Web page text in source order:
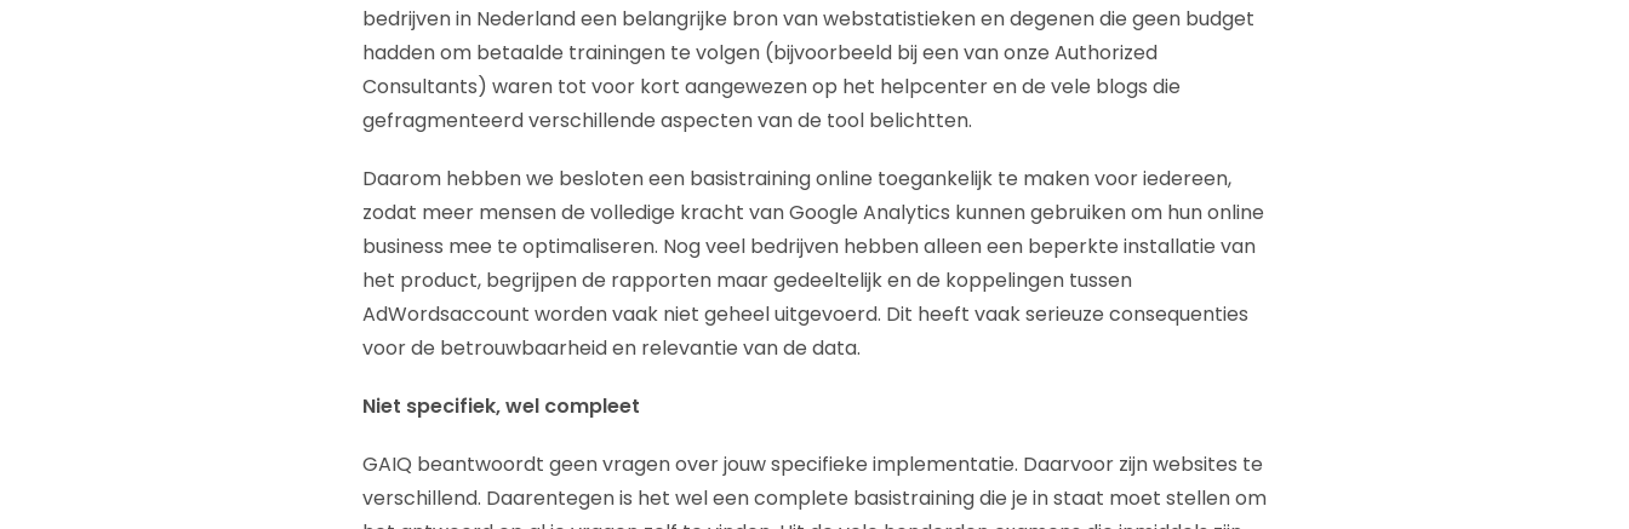
bedrijven in Nederland een belangrijke bron van webstatistieken en degenen die geen budget
hadden om betaalde trainingen te volgen (bijvoorbeeld bij een van onze Authorized
Consultants) waren tot voor kort aangewezen op het helpcenter en de vele blogs die
gefragmenteerd verschillende aspecten van de tool belichtten.
Daarom hebben we besloten een basistraining online toegankelijk te maken voor iedereen,
zodat meer mensen de volledige kracht van Google Analytics kunnen gebruiken om hun online
business mee te optimaliseren. Nog veel bedrijven hebben alleen een beperkte installatie van
het product, begrijpen de rapporten maar gedeeltelijk en de koppelingen tussen
AdWordsaccount worden vaak niet geheel uitgevoerd. Dit heeft vaak serieuze consequenties
voor de betrouwbaarheid en relevantie van de data.
Niet specifiek, wel compleet
GAIQ beantwoordt geen vragen over jouw specifieke implementatie. Daarvoor zijn websites te
verschillend. Daarentegen is het wel een complete basistraining die je in staat moet stellen om